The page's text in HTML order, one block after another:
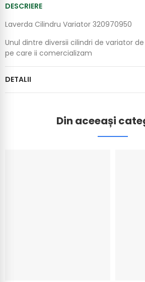
DESCRIERE
Laverda Cilindru Variator 320970950
Unul dintre diversii cilindri de variator
pe care ii comercializam
DETALII
Din aceeași